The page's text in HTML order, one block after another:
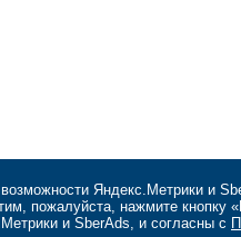
Яндекс.Метрики и
пожалуйста, нажмите кнопку
и SberAds, и согласны с